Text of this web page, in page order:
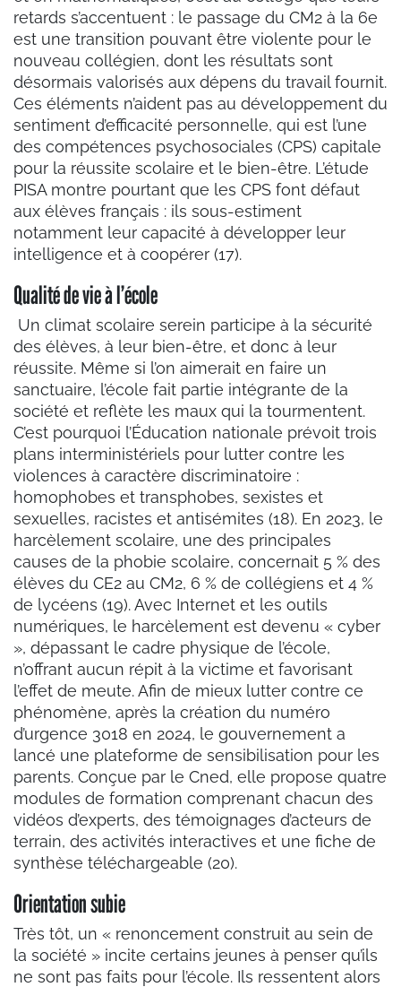
retards s’accentuent : le passage du CM2 à la 6e
est une transition pouvant être violente pour le
nouveau collégien, dont les résultats sont
désormais valorisés aux dépens du travail fournit.
Ces éléments n’aident pas au développement du
sentiment d’efficacité personnelle, qui est l’une
des compétences psychosociales (CPS) capitale
pour la réussite scolaire et le bien-être. L’étude
PISA montre pourtant que les CPS font défaut
aux élèves français : ils sous-estiment
notamment leur capacité à développer leur
intelligence et à coopérer (17).
Qualité de vie à l’école
Un climat scolaire serein participe à la sécurité
des élèves, à leur bien-être, et donc à leur
réussite. Même si l’on aimerait en faire un
sanctuaire, l’école fait partie intégrante de la
société et reflète les maux qui la tourmentent.
C’est pourquoi l’Éducation nationale prévoit trois
plans interministériels pour lutter contre les
violences à caractère discriminatoire :
homophobes et transphobes, sexistes et
sexuelles, racistes et antisémites (18). En 2023, le
harcèlement scolaire, une des principales
causes de la phobie scolaire, concernait 5 % des
élèves du CE2 au CM2, 6 % de collégiens et 4 %
de lycéens (19). Avec Internet et les outils
numériques, le harcèlement est devenu « cyber
», dépassant le cadre physique de l’école,
n’offrant aucun répit à la victime et favorisant
l’effet de meute. Afin de mieux lutter contre ce
phénomène, après la création du numéro
d’urgence 3018 en 2024, le gouvernement a
lancé une plateforme de sensibilisation pour les
parents. Conçue par le Cned, elle propose quatre
modules de formation comprenant chacun des
vidéos d’experts, des témoignages d’acteurs de
terrain, des activités interactives et une fiche de
synthèse téléchargeable (20).
Orientation subie
Très tôt, un « renoncement construit au sein de
la société » incite certains jeunes à penser qu’ils
ne sont pas faits pour l’école. Ils ressentent alors